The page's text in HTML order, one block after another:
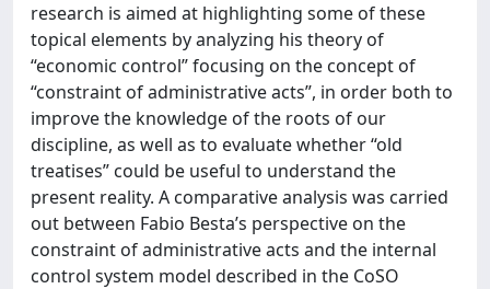
research is aimed at highlighting some of these
topical elements by analyzing his theory of
“economic control” focusing on the concept of
“constraint of administrative acts”, in order both to
improve the knowledge of the roots of our
discipline, as well as to evaluate whether “old
treatises” could be useful to understand the
present reality. A comparative analysis was carried
out between Fabio Besta’s perspective on the
constraint of administrative acts and the internal
control system model described in the CoSO